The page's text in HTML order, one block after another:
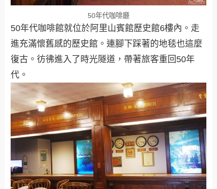
50年代咖啡廳
50年代咖啡館就位於阿里山賓館歷史館6樓內。走
進充滿懷舊感的歷史館。連腳下踩著的地毯也這麼
復古。彷彿進入了時光隧道，帶著旅客重回50年
代。